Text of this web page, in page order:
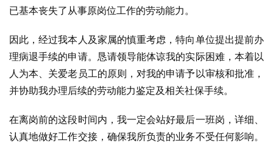
已基本丧失了从事原岗位工作的劳动能力。
因此，经过我本人及家属的慎重考虑，特向单位提出提前办
理病退手续的申请。恳请领导能体谅我的实际困难，本着以
人为本、关爱老员工的原则，对我的申请予以审核和批准，
并协助我办理后续的劳动能力鉴定及相关社保手续。
在离岗前的这段时间内，我一定会站好最后一班岗，详细、
认真地做好工作交接，确保我所负责的业务不受任何影响。